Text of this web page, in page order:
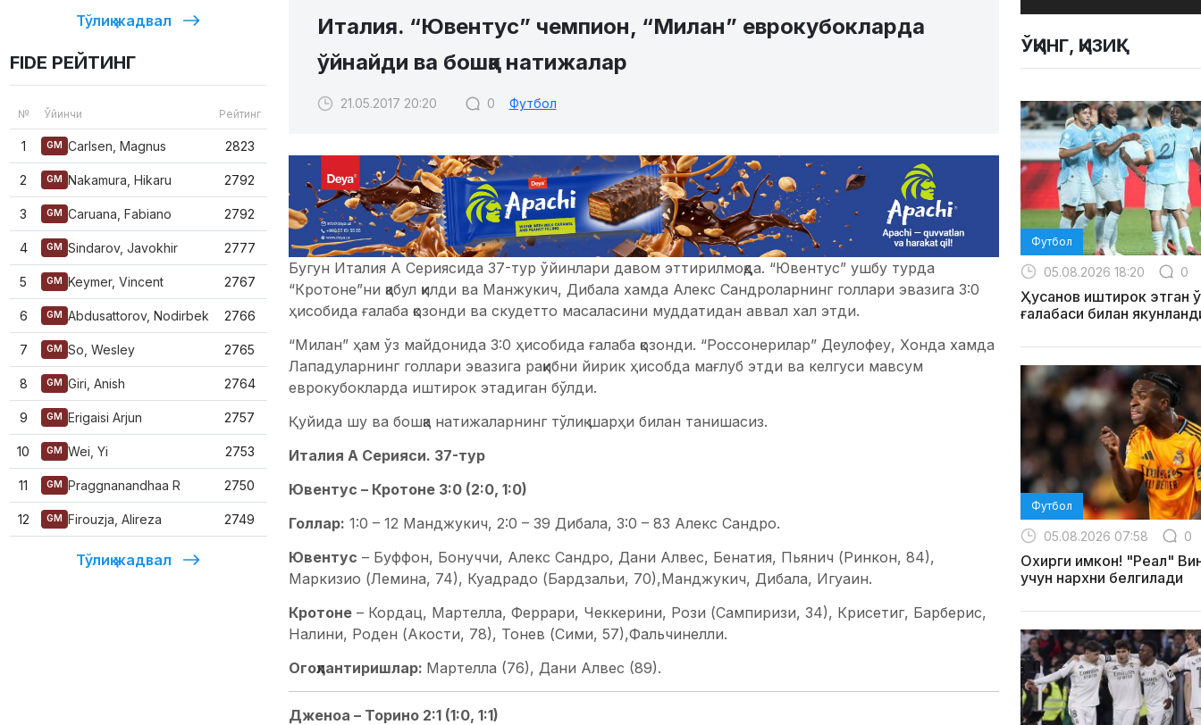
Тўлиқ жадвал
FIDE РЕЙТИНГ
№ Ўйинчи Рейтинг
1 GM Carlsen, Magnus 2823
2 GM Nakamura, Hikaru 2792
3 GM Caruana, Fabiano 2792
4 GM Sindarov, Javokhir 2777
5 GM Keymer, Vincent 2767
6 GM Abdusattorov, Nodirbek 2766
7 GM So, Wesley 2765
8 GM Giri, Anish 2764
9 GM Erigaisi Arjun 2757
10 GM Wei, Yi 2753
11 GM Praggnanandhaa R 2750
12 GM Firouzja, Alireza 2749
Тўлиқ жадвал
Италия. “Ювентус” чемпион, “Милан” еврокубокларда
ўйнайди ва бошқа натижалар
21.05.2017 20:20 0 Футбол
Бугун Италия А Сериясида 37-тур ўйинлари давом эттирилмоқда. “Ювентус” ушбу турда
“Кротоне”ни қабул қилди ва Манжукич, Дибала хамда Алекс Сандроларнинг голлари эвазига 3:0
ҳисобида ғалаба қозонди ва скудетто масаласини муддатидан аввал хал этди.
“Милан” ҳам ўз майдонида 3:0 ҳисобида ғалаба қозонди. “Россонерилар” Деулофеу, Хонда хамда
Лападуларнинг голлари эвазига рақибни йирик ҳисобда мағлуб этди ва келгуси мавсум
еврокубокларда иштирок этадиган бўлди.
Қуйида шу ва бошқа натижаларнинг тўлиқ шарҳи билан танишасиз.
Италия А Серияси. 37-тур
Ювентус – Кротоне 3:0 (2:0, 1:0)
Голлар: 1:0 – 12 Манджукич, 2:0 – 39 Дибала, 3:0 – 83 Алекс Сандро.
Ювентус – Буффон, Бонуччи, Алекс Сандро, Дани Алвес, Бенатия, Пьянич (Ринкон, 84),
Маркизио (Лемина, 74), Куадрадо (Бардзальи, 70),Манджукич, Дибала, Игуаин.
Кротоне– Кордац, Мартелла, Феррари, Чеккерини, Рози (Сампиризи, 34), Крисетиг, Барберис,
Налини, Роден (Акости, 78), Тонев (Сими, 57),Фальчинелли.
Огоҳлантиришлар: Мартелла (76), Дани Алвес (89).
Дженоа – Торино 2:1 (1:0, 1:1)
ЎҚИНГ, ҚИЗИҚ!
Футбол
05.08.2026 18:20 0
Ҳусанов иштирок этган
ғалабаси билан
Футбол
05.08.2026 07:58 0
Охирги имкон! "Реал"
учун нархни белгилади